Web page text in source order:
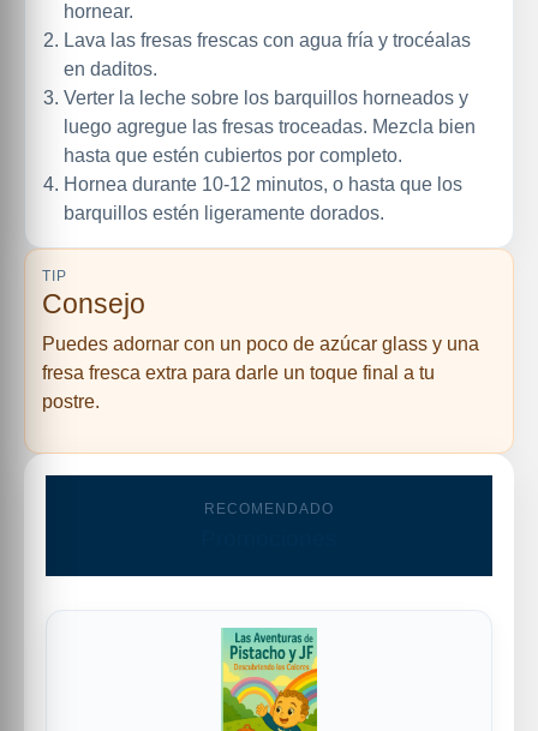
hornear.
Lava las fresas frescas con agua fría y trocéalas
en daditos.
Verter la leche sobre los barquillos horneados y
luego agregue las fresas troceadas. Mezcla bien
hasta que estén cubiertos por completo.
Hornea durante 10-12 minutos, o hasta que los
barquillos estén ligeramente dorados.
TIP
Consejo
Puedes adornar con un poco de azúcar glass y una
fresa fresca extra para darle un toque final a tu
postre.
RECOMENDADO